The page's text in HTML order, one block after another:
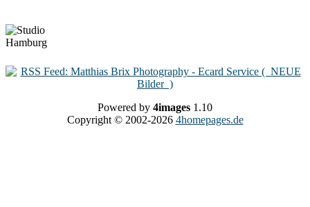
Powered by 4images 1.10
Copyright © 2002-2026 4homepages.de